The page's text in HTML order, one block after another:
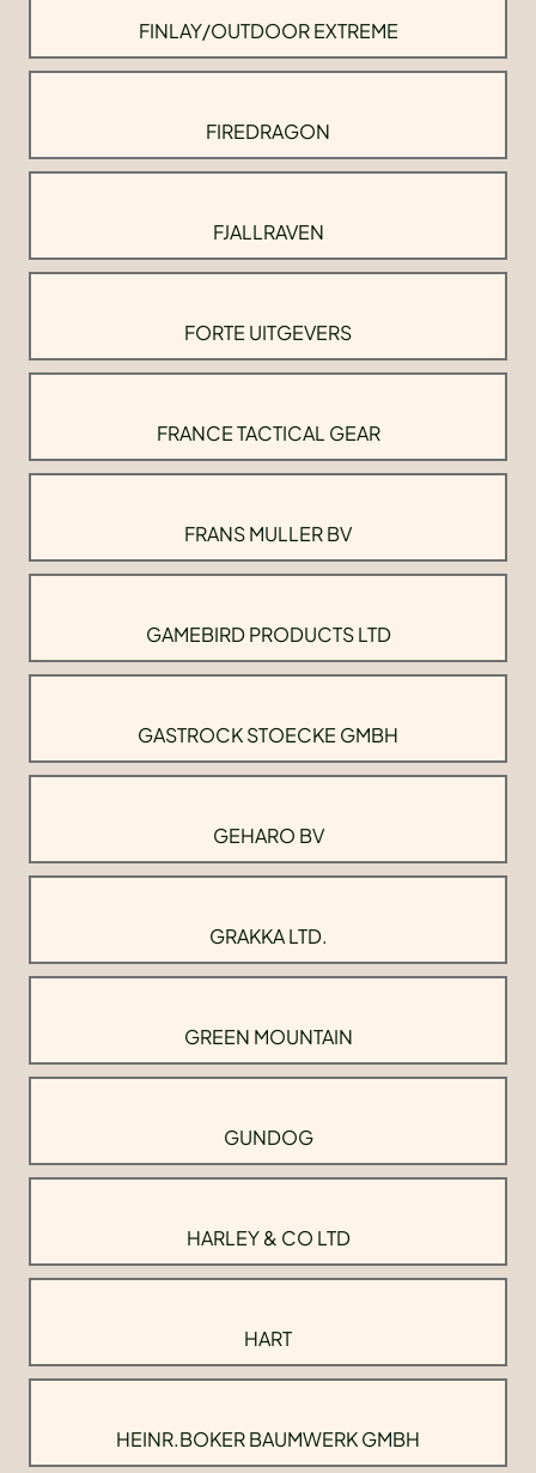
FINLAY/OUTDOOR EXTREME
FIREDRAGON
FJALLRAVEN
FORTE UITGEVERS
FRANCE TACTICAL GEAR
FRANS MULLER BV
GAMEBIRD PRODUCTS LTD
GASTROCK STOECKE GMBH
GEHARO BV
GRAKKA LTD.
GREEN MOUNTAIN
GUNDOG
HARLEY & CO LTD
HART
HEINR.BOKER BAUMWERK GMBH